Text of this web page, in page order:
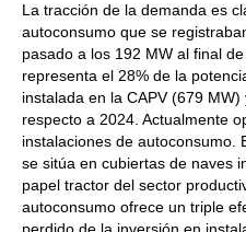
La tracción de la demanda es
autoconsumo que se
pasado a los 192 MW al final
representa el 28% de la
instalada en la CAPV (679
respecto a 2024. Actualmente
instalaciones de autoconsumo.
se sitúa en cubiertas de naves
papel tractor del sector
autoconsumo ofrece un triple